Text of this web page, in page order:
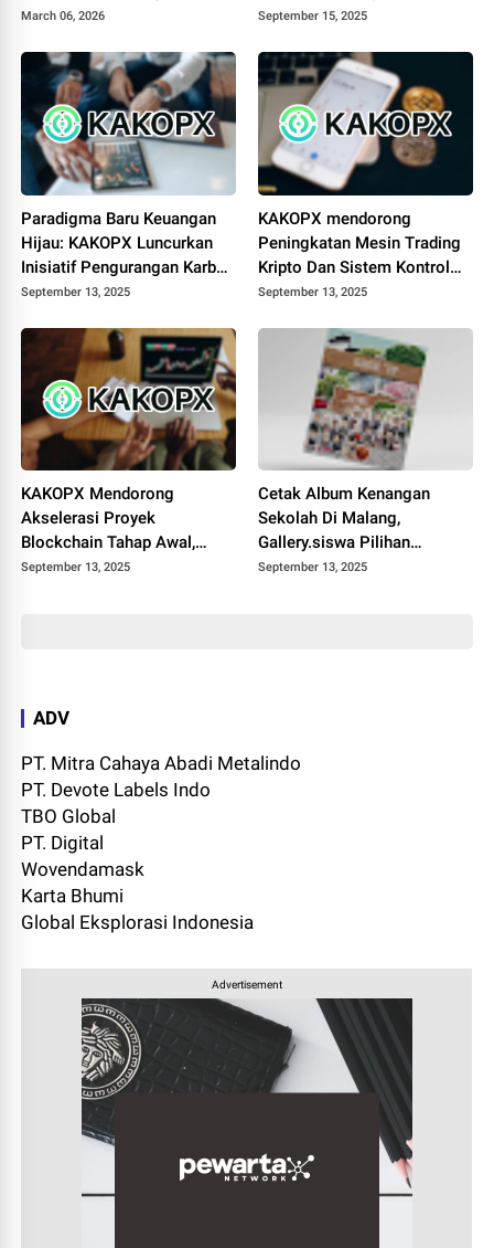
March 06, 2026 September 15, 2025
Paradigma Baru Keuangan
Hijau: KAKOPX Luncurkan
Inisiatif Pengurangan Karbon
di Industri
September 13, 2025
KAKOPX mendorong
Peningkatan Mesin Trading
Kripto Dan Sistem Kontrol
Risiko AI
September 13, 2025
KAKOPX Mendorong
Akselerasi Proyek
Blockchain Tahap Awal,
Membangun Ekosistem
September 13, 2025
Cetak Album Kenangan
Sekolah Di Malang,
Gallery.siswa Pilihan
Terbaiknya
September 13, 2025
ADV
PT. Mitra Cahaya Abadi Metalindo
PT. Devote Labels Indo
TBO Global
PT. Digital
Wovendamask
Karta Bhumi
Global Eksplorasi Indonesia
Advertisement